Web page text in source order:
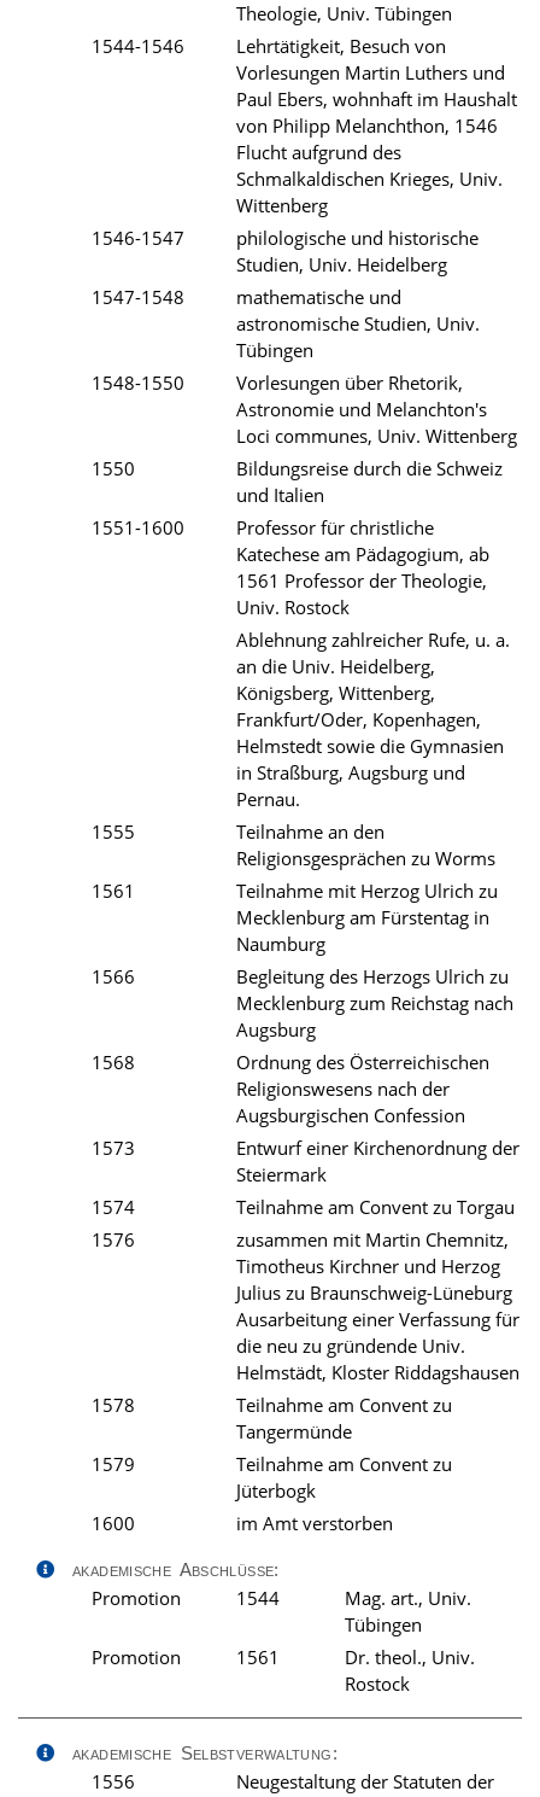
Theologie, Univ. Tübingen
1544-1546
Lehrtätigkeit, Besuch von
Vorlesungen Martin Luthers und
Paul Ebers, wohnhaft im Haushalt
von Philipp Melanchthon, 1546
Flucht aufgrund des
Schmalkaldischen Krieges, Univ.
Wittenberg
1546-1547
philologische und historische
Studien, Univ. Heidelberg
1547-1548
mathematische und
astronomische Studien, Univ.
Tübingen
1548-1550
Vorlesungen über Rhetorik,
Astronomie und Melanchton's
Loci communes, Univ. Wittenberg
1550
Bildungsreise durch die Schweiz
und Italien
1551-1600
Professor für christliche
Katechese am Pädagogium, ab
1561 Professor der Theologie,
Univ. Rostock
Ablehnung zahlreicher Rufe, u. a.
an die Univ. Heidelberg,
Königsberg, Wittenberg,
Frankfurt/Oder, Kopenhagen,
Helmstedt sowie die Gymnasien
in Straßburg, Augsburg und
Pernau.
1555
Teilnahme an den
Religionsgesprächen zu Worms
1561
Teilnahme mit Herzog Ulrich zu
Mecklenburg am Fürstentag in
Naumburg
1566
Begleitung des Herzogs Ulrich zu
Mecklenburg zum Reichstag nach
Augsburg
1568
Ordnung des Österreichischen
Religionswesens nach der
Augsburgischen Confession
1573
Entwurf einer Kirchenordnung der
Steiermark
1574
Teilnahme am Convent zu Torgau
1576
zusammen mit Martin Chemnitz,
Timotheus Kirchner und Herzog
Julius zu Braunschweig-Lüneburg
Ausarbeitung einer Verfassung für
die neu zu gründende Univ.
Helmstädt, Kloster Riddagshausen
1578
Teilnahme am Convent zu
Tangermünde
1579
Teilnahme am Convent zu
Jüterbogk
1600
im Amt verstorben
akademische Abschlüsse:
Promotion 1544
Mag. art., Univ.
Tübingen
Promotion
1561
Dr. theol., Univ.
Rostock
akademische Selbstverwaltung:
1556
Neugestaltung der Statuten der